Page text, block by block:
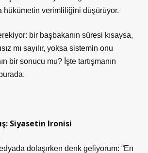
hükümetin verimliliğini düşürüyor.
bir başbakanın süresi kısaysa,
mı sayılır, yoksa sistemin onu
bir sonucu mu? İşte tartışmanın
Siyasetin Ironisi
dolaşırken denk geliyorum: “En